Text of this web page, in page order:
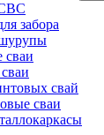
забора
сваи
свай
сваи